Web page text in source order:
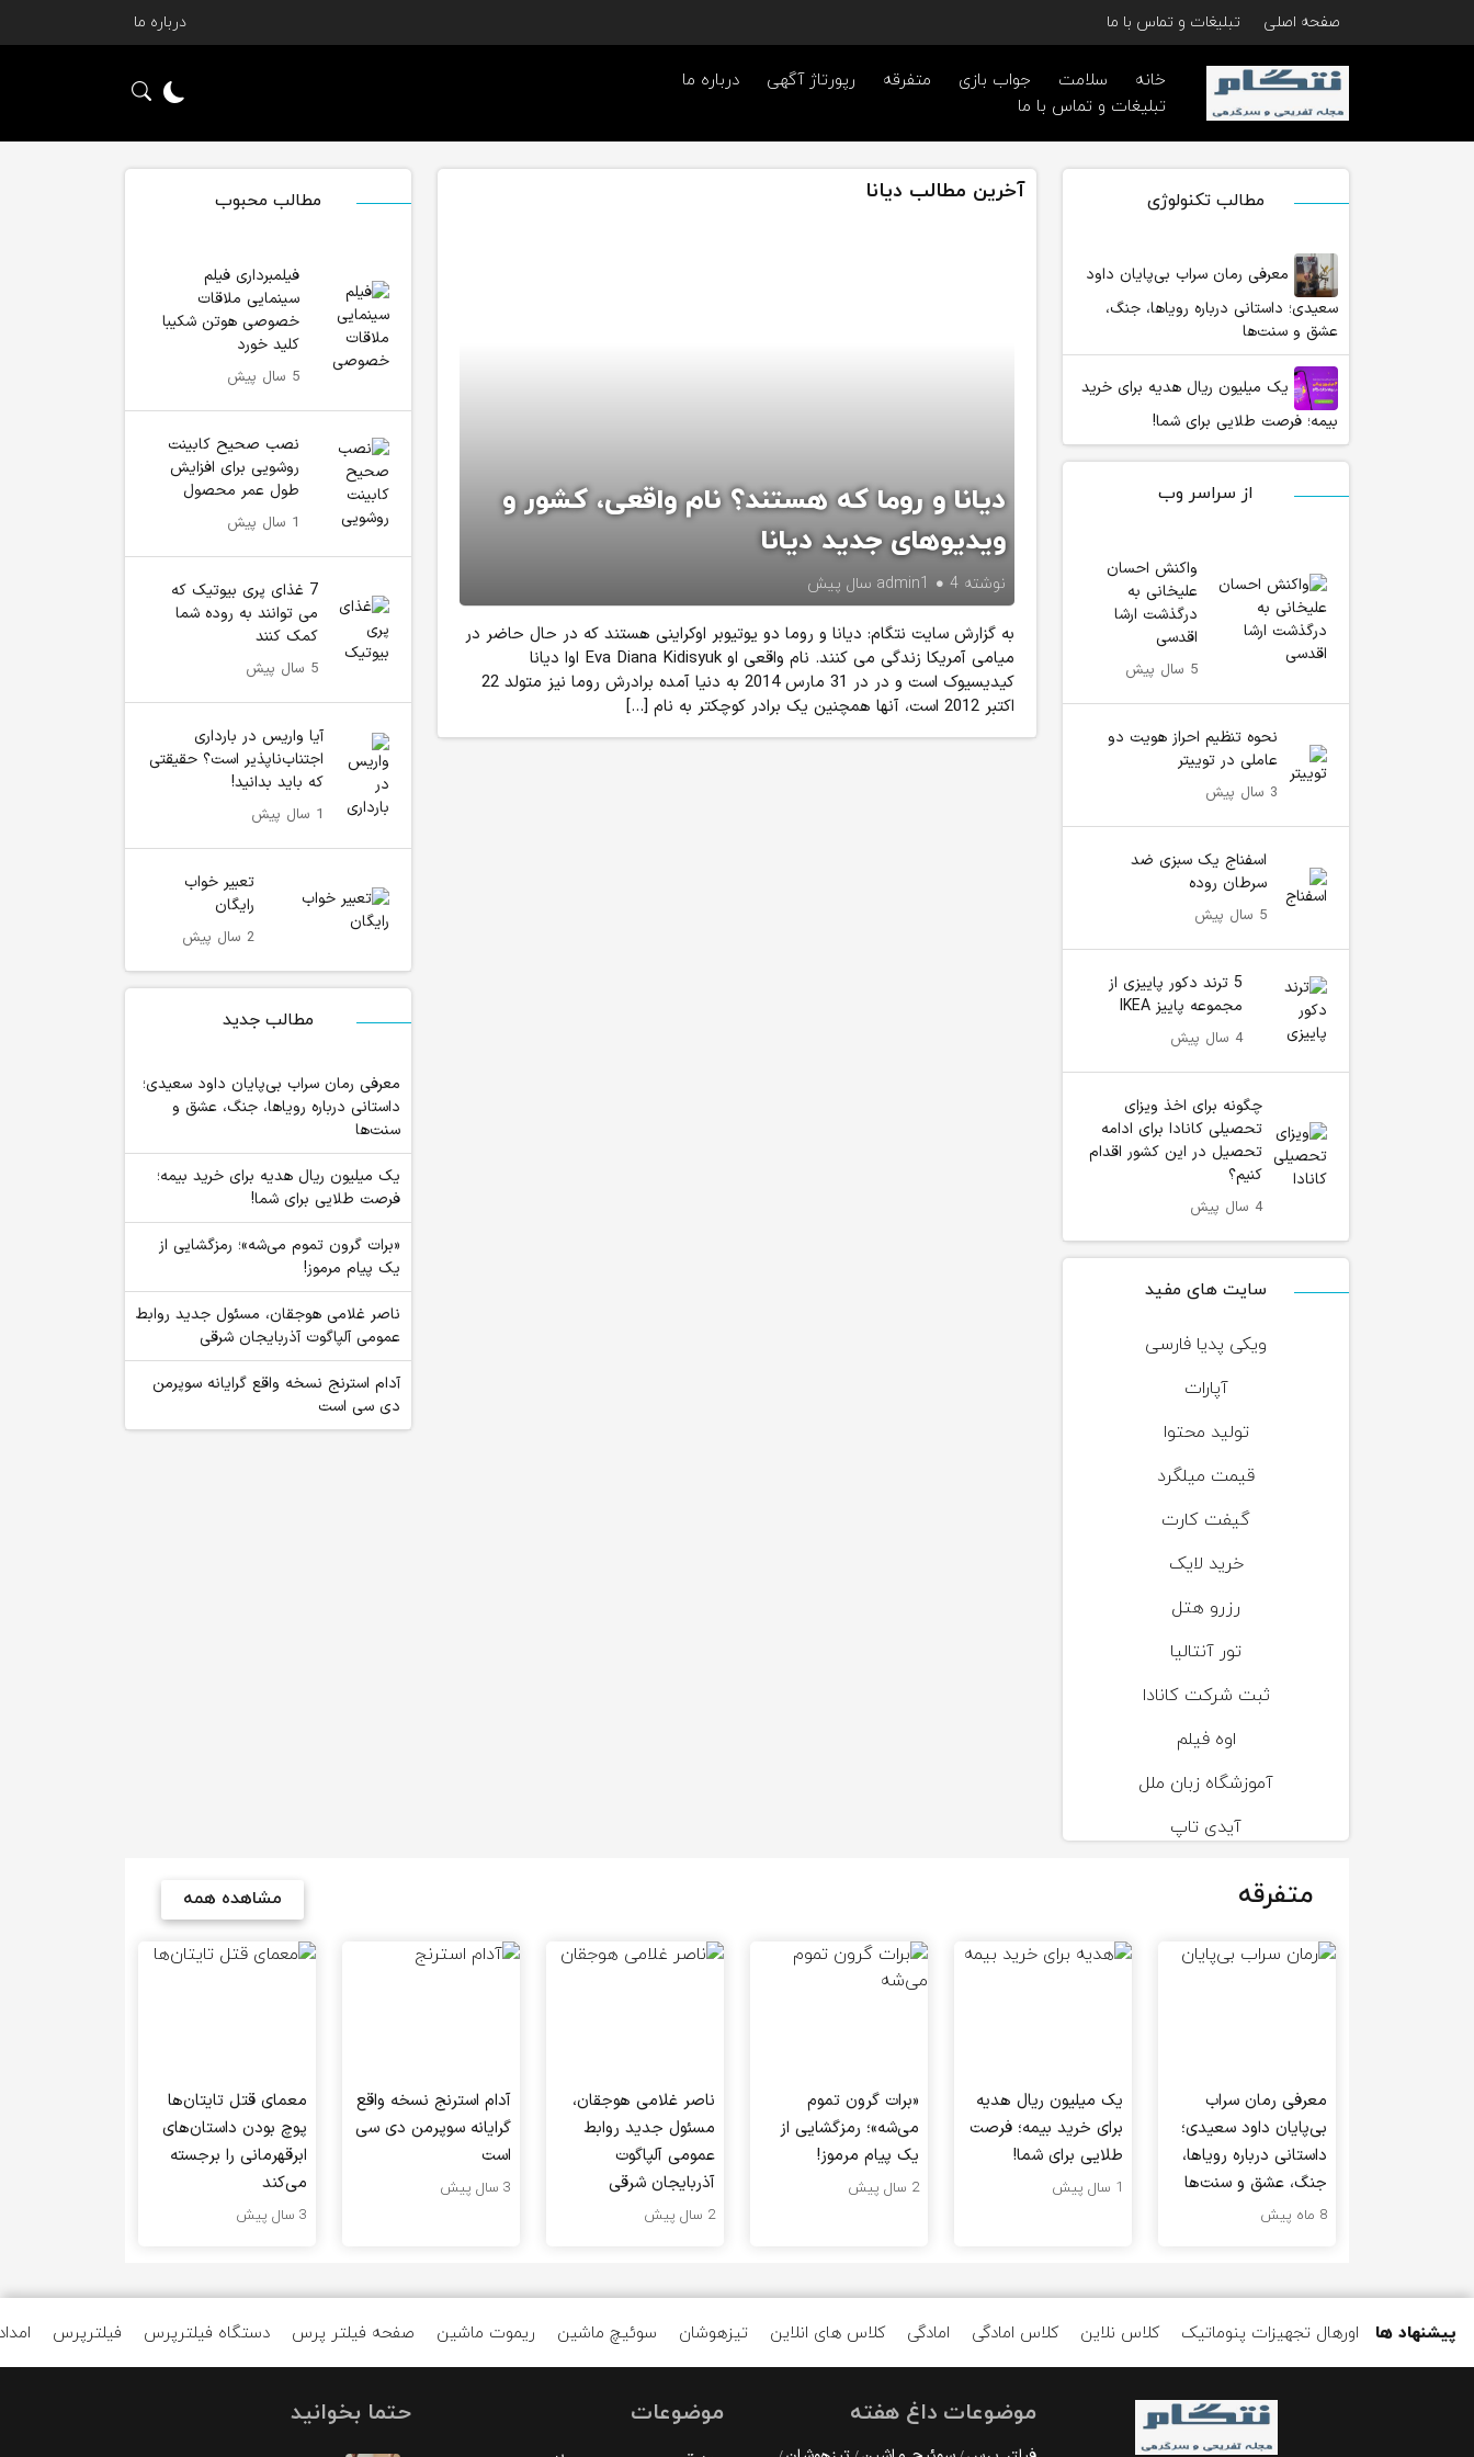
صفحه اصلی تبلیغات و تماس با ما درباره ما
خانه سلامت جواب بازی متفرقه رپورتاژ آگهی
درباره ما
تبلیغات و تماس با ما
مطالب تکنولوژی
معرفی رمان سراب بی‌پایان داود
سعیدی؛ داستانی درباره رویاها، جنگ،
عشق و سنت‌ها
یک میلیون ریال هدیه برای خرید
بیمه؛ فرصت طلایی برای شما!
از سراسر وب
واکنش احسان
علیخانی به
درگذشت ارشا
اقدسی
5 سال پیش
نحوه تنظیم احراز هویت دو
عاملی در توییتر
3 سال پیش
اسفناج یک سبزی ضد
سرطان روده
5 سال پیش
5 ترند دکور پاییزی از
مجموعه پاییز IKEA
4 سال پیش
چگونه برای اخذ ویزای
تحصیلی کانادا برای ادامه
تحصیل در این کشور اقدام
کنیم؟
4 سال پیش
سایت های مفید
ویکی پدیا فارسی
آپارات
تولید محتوا
قیمت میلگرد
گیفت کارت
خرید لایک
رزرو هتل
تور آنتالیا
ثبت شرکت کانادا
اوه فیلم
آموزشگاه زبان ملل
آیدی تاپ
آخرین مطالب دیانا
دیانا و روما که هستند؟ نام واقعی، کشور و
ویدیوهای جدید دیانا
نوشته admin1 4 سال پیش
به گزارش سایت نتگام: دیانا و روما دو یوتیوبر اوکراینی هستند که در حال حاضر در
میامی آمریکا زندگی می کنند. نام واقعی او Eva Diana Kidisyuk اوا دیانا
کیدیسیوک است و در در 31 مارس 2014 به دنیا آمده برادرش روما نیز متولد 22
اکتبر 2012 است، آنها همچنین یک برادر کوچکتر به نام […]
مطالب محبوب
فیلمبرداری فیلم
سینمایی ملاقات
خصوصی هوتن شکیبا
کلید خورد
5 سال پیش
نصب صحیح کابینت
روشویی برای افزایش
طول عمر محصول
1 سال پیش
7 غذای پری بیوتیک که
می توانند به روده شما
کمک کنند
5 سال پیش
آیا واریس در بارداری
اجتناب‌ناپذیر است؟ حقیقتی
که باید بدانید!
1 سال پیش
تعبیر خواب
رایگان
2 سال پیش
مطالب جدید
معرفی رمان سراب بی‌پایان داود سعیدی؛
داستانی درباره رویاها، جنگ، عشق و
سنت‌ها
یک میلیون ریال هدیه برای خرید بیمه؛
فرصت طلایی برای شما!
«برات گرون تموم می‌شه»؛ رمزگشایی از
یک پیام مرموز!
ناصر غلامی هوجقان، مسئول جدید روابط
عمومی آلپاگوت آذربایجان شرقی
آدام استرنج نسخه واقع گرایانه سوپرمن
دی سی است
متفرقه مشاهده همه
معرفی رمان سراب
بی‌پایان داود سعیدی؛
داستانی درباره رویاها،
جنگ، عشق و سنت‌ها
8 ماه پیش
یک میلیون ریال هدیه
برای خرید بیمه؛ فرصت
طلایی برای شما!
1 سال پیش
«برات گرون تموم
می‌شه»؛ رمزگشایی از
یک پیام مرموز!
2 سال پیش
ناصر غلامی هوجقان،
مسئول جدید روابط
عمومی آلپاگوت
آذربایجان شرقی
2 سال پیش
آدام استرنج نسخه واقع
گرایانه سوپرمن دی سی
است
3 سال پیش
معمای قتل تایتان‌ها
پوچ بودن داستان‌های
ابرقهرمانی را برجسته
می‌کند
3 سال پیش
پیشنهاد ها فیلترپرس دستگاه فیلترپرس صفحه فیلتر پرس ریموت ماشین سوئیچ ماشین تیزهوشان کلاس های انلاین امادگی کلاس امادگی کلاس نلاین اورهال تجهیزات پنوماتیک
موضوعات داغ هفته موضوعات حتما بخوانید